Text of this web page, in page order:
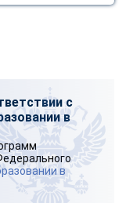
с
в
в